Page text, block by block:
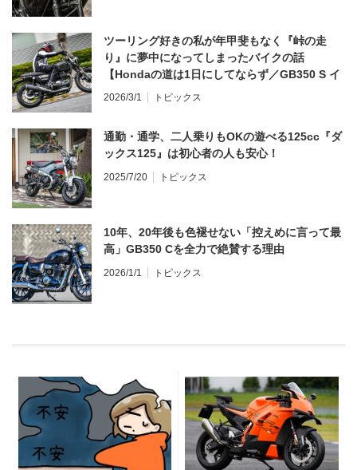
ツーリング好きの私が年甲斐もなく『峠の走
り』に夢中になってしまったバイクの話
【Hondaの道は1日にしてならず／GB350 S イ
ンプレ・レビュー 前編】
2026/3/1 トピックス
通勤・通学、二人乗りもOKの遊べる125cc『ダ
ックス125』は初心者の人も安心！
2025/7/20 トピックス
10年、20年後も色褪せない「控えめに言って最
高」GB350 Cを全力で絶賛する理由
2026/1/1 トピックス